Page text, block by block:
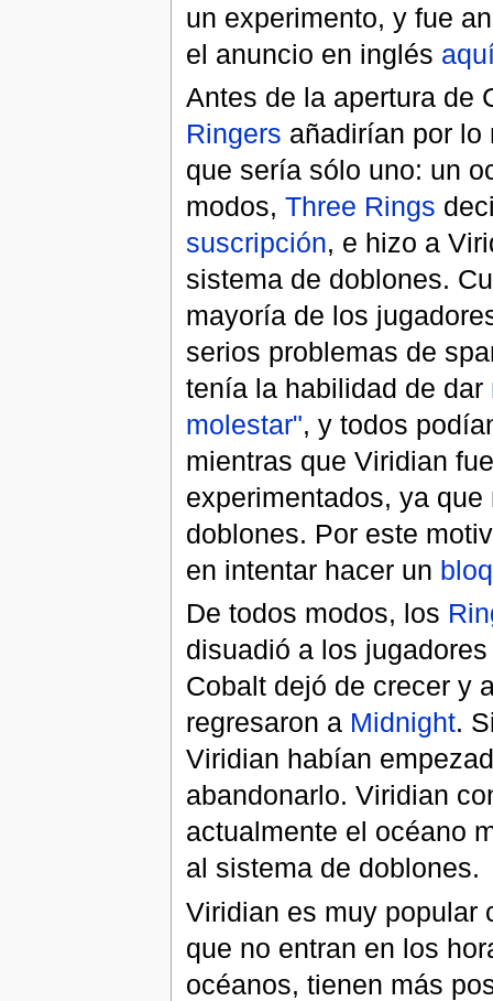
un experimento, y fue
el anuncio en inglés
Antes de la apertura de
Ringers añadirían por lo
que sería sólo uno: un
modos, Three Rings
suscripción, e hizo a
sistema de doblones.
mayoría de los
serios problemas de
tenía la habilidad de dar
molestar", y todos
mientras que Viridian
experimentados, ya
doblones. Por este
en intentar hacer un
De todos modos, los
disuadió a los
Cobalt dejó de crecer y
regresaron a Midnight.
Viridian habían
abandonarlo. Viridian
actualmente el océano
al sistema de doblones.
Viridian es muy popular
que no entran en los
océanos, tienen más